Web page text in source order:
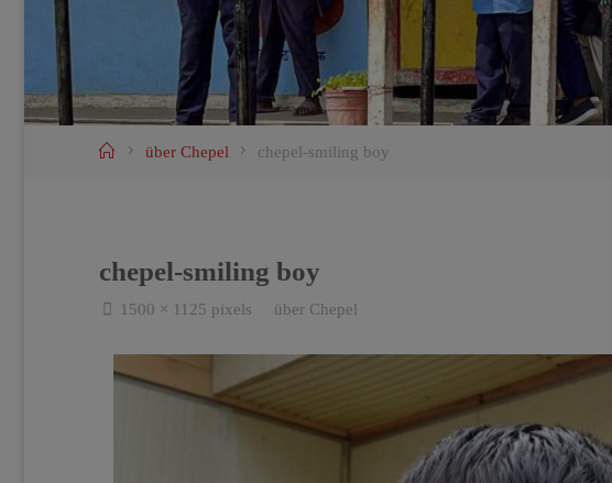
Homeüber Chepel chepel-smiling boy
chepel-smiling boy
Full1500 × 1125 pixels über Chepel